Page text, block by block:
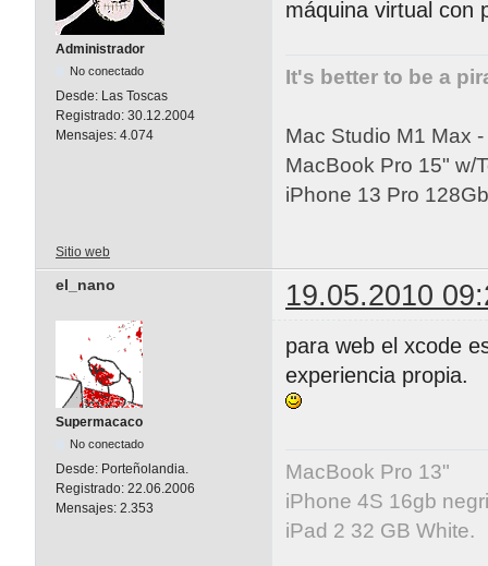
Administrador
No conectado
Desde: Las Toscas
Registrado: 30.12.2004
Mensajes: 4.074
máquina virtual con
It's better to be a
Mac Studio M1 Max
MacBook Pro 15" w/
iPhone 13 Pro
Sitio web
el_nano 19.05.2010
Supermacaco
No conectado
Desde: Porteñolandia.
Registrado: 22.06.2006
Mensajes: 2.353
para web el xcode
experiencia propia.
MacBook Pro 13"
iPhone 4S 16gb
iPad 2 32 GB White.